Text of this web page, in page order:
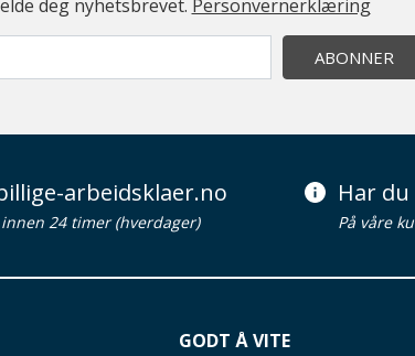
deg nyhetsbrevet. Personvernerklæring
ABONNER
arbeidsklaer.no
24 timer (hverdager)
Har
På våre
GODT Å VITE